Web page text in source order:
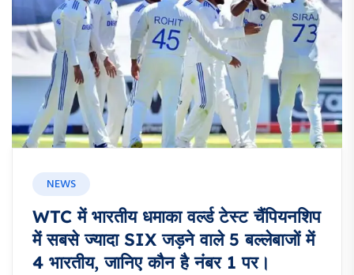
NEWS
WTC में भारतीय धमाका वर्ल्ड टेस्ट चैंपियनशिप
में सबसे ज्यादा SIX जड़ने वाले 5 बल्लेबाजों में
4 भारतीय, जानिए कौन है नंबर 1 पर।